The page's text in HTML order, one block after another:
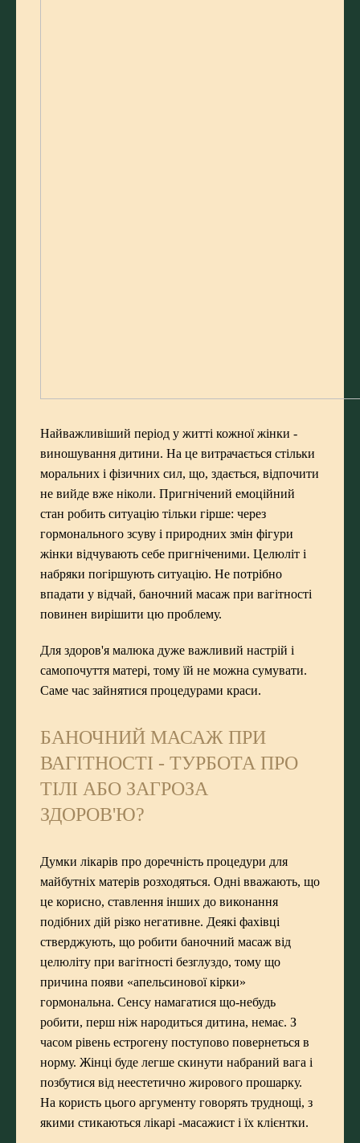
Найважливіший період у житті кожної жінки -
виношування дитини. На це витрачається стільки
моральних і фізичних сил, що, здається, відпочити
не вийде вже ніколи. Пригнічений емоційний
стан робить ситуацію тільки гірше: через
гормонального зсуву і природних змін фігури
жінки відчувають себе пригніченими. Целюліт і
набряки погіршують ситуацію. Не потрібно
впадати у відчай, баночний масаж при вагітності
повинен вирішити цю проблему.
Для здоров'я малюка дуже важливий настрій і
самопочуття матері, тому їй не можна сумувати.
Саме час зайнятися процедурами краси.
БАНОЧНИЙ МАСАЖ ПРИ
ВАГІТНОСТІ - ТУРБОТА ПРО
ТІЛІ АБО ЗАГРОЗА
ЗДОРОВ'Ю?
Думки лікарів про доречність процедури для
майбутніх матерів розходяться. Одні вважають, що
це корисно, ставлення інших до виконання
подібних дій різко негативне. Деякі фахівці
стверджують, що робити баночний масаж від
целюліту при вагітності безглуздо, тому що
причина появи «апельсинової кірки»
гормональна. Сенсу намагатися що-небудь
робити, перш ніж народиться дитина, немає. З
часом рівень естрогену поступово повернеться в
норму. Жінці буде легше скинути набраний вага і
позбутися від неестетично жирового прошарку.
На користь цього аргументу говорять труднощі, з
якими стикаються лікарі -масажист і їх клієнтки.